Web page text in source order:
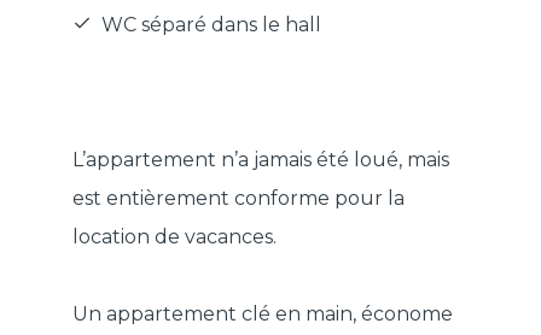
WC séparé dans le hall
L’appartement n’a jamais été loué, mais
est entièrement conforme pour la
location de vacances.
Un appartement clé en main, économe